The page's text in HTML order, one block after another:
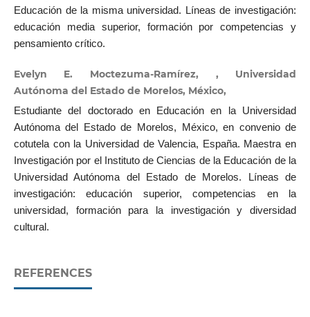
Educación de la misma universidad. Líneas de investigación:
educación media superior, formación por competencias y
pensamiento crítico.
Evelyn E. Moctezuma-Ramírez, , Universidad
Autónoma del Estado de Morelos, México,
Estudiante del doctorado en Educación en la Universidad
Autónoma del Estado de Morelos, México, en convenio de
cotutela con la Universidad de Valencia, España. Maestra en
Investigación por el Instituto de Ciencias de la Educación de la
Universidad Autónoma del Estado de Morelos. Líneas de
investigación: educación superior, competencias en la
universidad, formación para la investigación y diversidad
cultural.
REFERENCES